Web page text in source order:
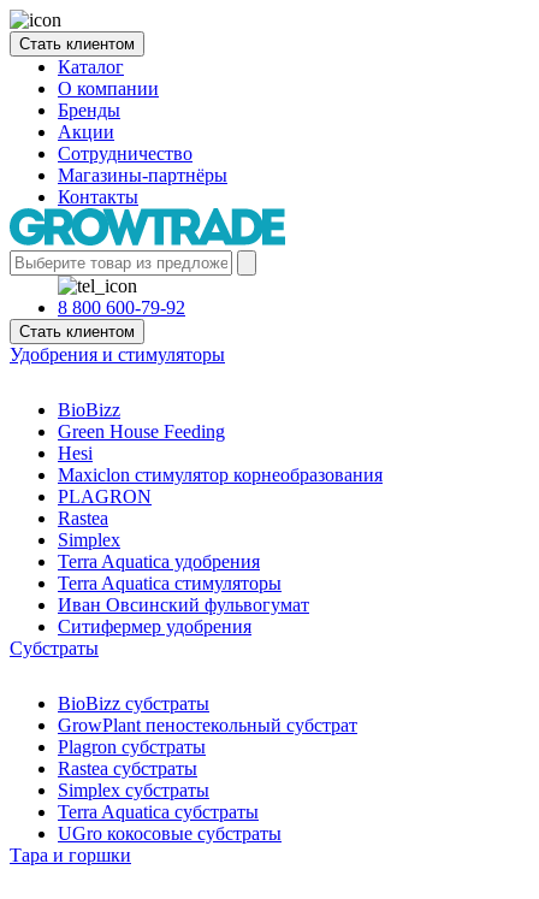
Стать клиентом
Каталог
О компании
Бренды
Акции
Сотрудничество
Магазины-партнёры
Контакты
8 800 600-79-92
Стать клиентом
Удобрения и стимуляторы
BioBizz
Green House Feeding
Hesi
Maxiclon стимулятор корнеобразования
PLAGRON
Rastea
Simplex
Terra Aquatica удобрения
Terra Aquatica стимуляторы
Иван Овсинский фульвогумат
Ситифермер удобрения
Субстраты
BioBizz cубстраты
GrowPlant пеностекольный субстрат
Plagron cубстраты
Rastea cубстраты
Simplex cубстраты
Terra Aquatica cубстраты
UGro кокосовые субстраты
Тара и горшки